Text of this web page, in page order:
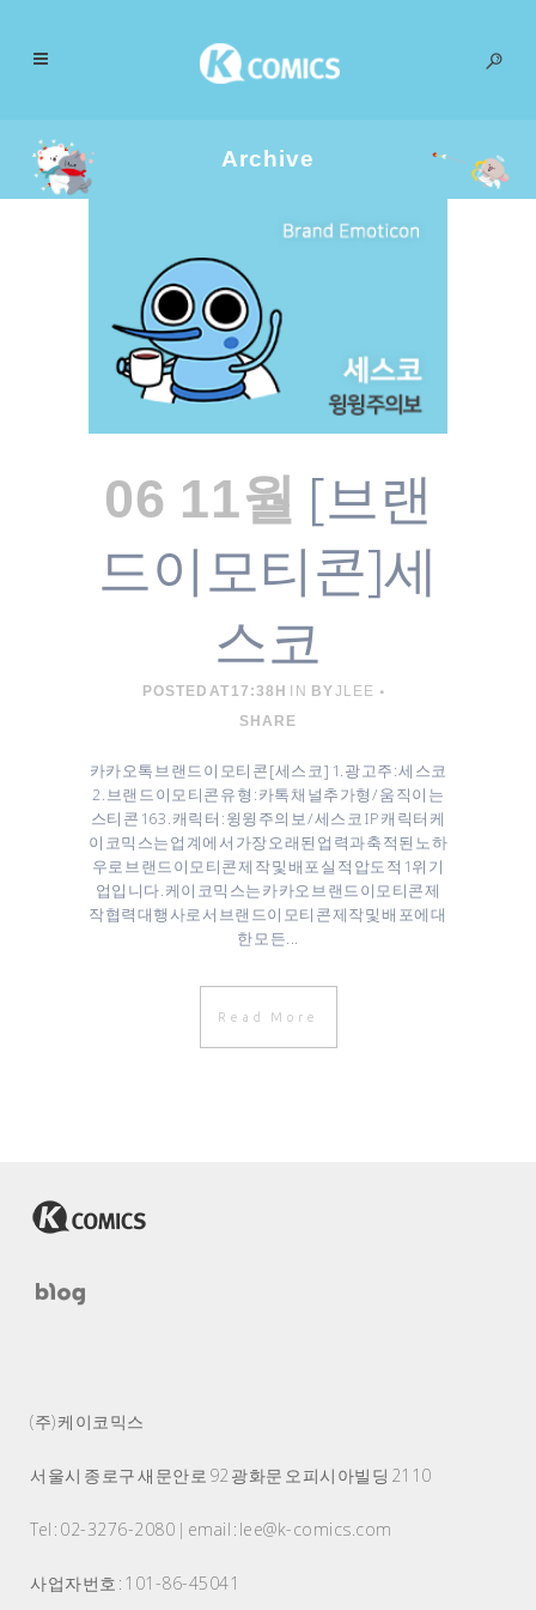
Archive
06 11월 [브랜
드이모티콘]세
스코
POSTED AT 17:38H IN BYJLEE
SHARE
카카오톡 브랜드 이모티콘 [ 세스코 ] 1. 광고주 : 세스코
2. 브랜드 이모티콘 유형 : 카톡 채널추가형 / 움직이는
스티콘 16 3. 캐릭터 : 윙윙주의보 / 세스코 IP 캐릭터 케
이코믹스는 업계에서 가장 오래된 업력과 축적된 노하
우로 브랜드이모티콘 제작 및 배포 실적 압도적 1위 기
업입니다. 케이코믹스는 카카오 브랜드이모티콘 제
작협력대행사로서 브랜드이모티콘 제작 및 배포에 대
한 모든...
Read More
(주) 케이코믹스
서울시 종로구 새문안로 92 광화문 오피시아빌딩 2110
Tel : 02-3276-2080 | email : lee@k-comics.com
사업자번호 : 101-86-45041